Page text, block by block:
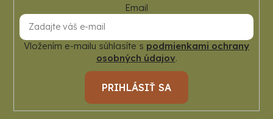
Email
Vložením e-mailu súhlasíte s podmienkami ochrany
osobných údajov.
PRIHLÁSIŤ SA